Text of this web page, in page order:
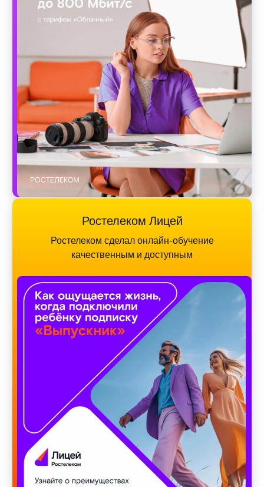
Ростелеком Лицей
Ростелеком сделал онлайн-обучение
качественным и доступным